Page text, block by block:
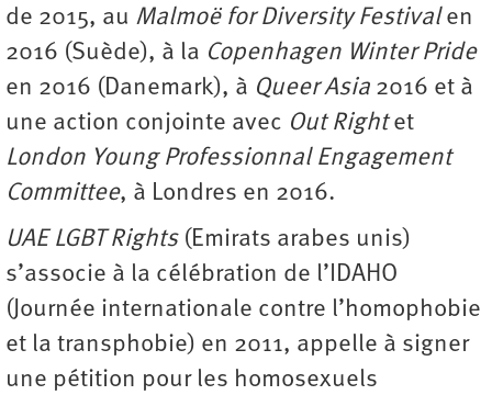
de 2015, au Malmoë for Diversity Festivalen
2016 (Suède), à la Copenhagen Winter Pride
en 2016 (Danemark), à Queer Asia 2016 et à
une action conjointe avec Out Rightet
London Young Professionnal Engagement
Committee, à Londres en 2016.
UAE LGBT Rights(Emirats arabes unis)
s’associe à la célébration de l’IDAHO
(Journée internationale contre l’homophobie
et la transphobie) en 2011, appelle à signer
une pétition pour les homosexuels